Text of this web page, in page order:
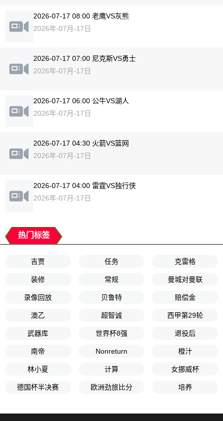
2026-07-17 08:00 老鹰VS灰熊
2026年-07月-17日
2026-07-17 07:00 尼克斯VS勇士
2026年-07月-17日
2026-07-17 06:00 公牛VS湖人
2026年-07月-17日
2026-07-17 04:30 火箭VS篮网
2026年-07月-17日
2026-07-17 04:00 雷霆VS独行侠
2026年-07月-17日
热门标签
吉贾 任务 克雷格
装修 常规 曼城对曼联
录像回放 贝鲁特 赔偿金
澳乙 超智诚 西甲第29轮
武器库 世界杯8强 退役后
南帝 Nonreturn 橙汁
林小夏 计算 女挪威杯
德国杯半决赛 欧洲劲旅比分 培养